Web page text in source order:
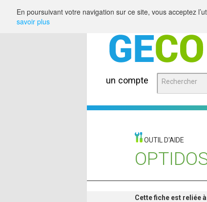
un compte
OUTIL D'AIDE
Cette fiche est reliée
En poursuivant votre navigation sur ce site, vous acceptez
savoir plus